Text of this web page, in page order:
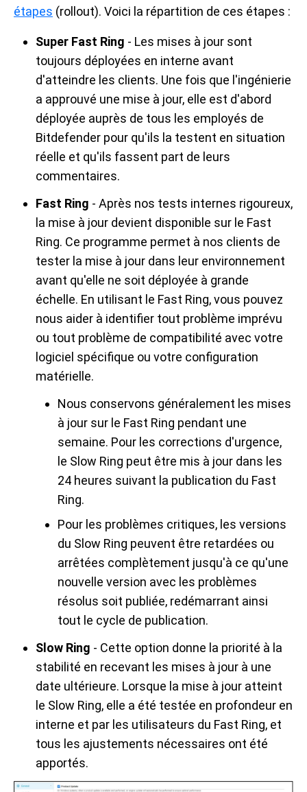
étapes (rollout). Voici la répartition de ces étapes :
Super Fast Ring - Les mises à jour sont
toujours déployées en interne avant
d'atteindre les clients. Une fois que l'ingénierie
a approuvé une mise à jour, elle est d'abord
déployée auprès de tous les employés de
Bitdefender pour qu'ils la testent en situation
réelle et qu'ils fassent part de leurs
commentaires.
Fast Ring - Après nos tests internes rigoureux,
la mise à jour devient disponible sur le Fast
Ring. Ce programme permet à nos clients de
tester la mise à jour dans leur environnement
avant qu'elle ne soit déployée à grande
échelle. En utilisant le Fast Ring, vous pouvez
nous aider à identifier tout problème imprévu
ou tout problème de compatibilité avec votre
logiciel spécifique ou votre configuration
matérielle.
Nous conservons généralement les mises
à jour sur le Fast Ring pendant une
semaine. Pour les corrections d'urgence,
le Slow Ring peut être mis à jour dans les
24 heures suivant la publication du Fast
Ring.
Pour les problèmes critiques, les versions
du Slow Ring peuvent être retardées ou
arrêtées complètement jusqu'à ce qu'une
nouvelle version avec les problèmes
résolus soit publiée, redémarrant ainsi
tout le cycle de publication.
Slow Ring - Cette option donne la priorité à la
stabilité en recevant les mises à jour à une
date ultérieure. Lorsque la mise à jour atteint
le Slow Ring, elle a été testée en profondeur en
interne et par les utilisateurs du Fast Ring, et
tous les ajustements nécessaires ont été
apportés.